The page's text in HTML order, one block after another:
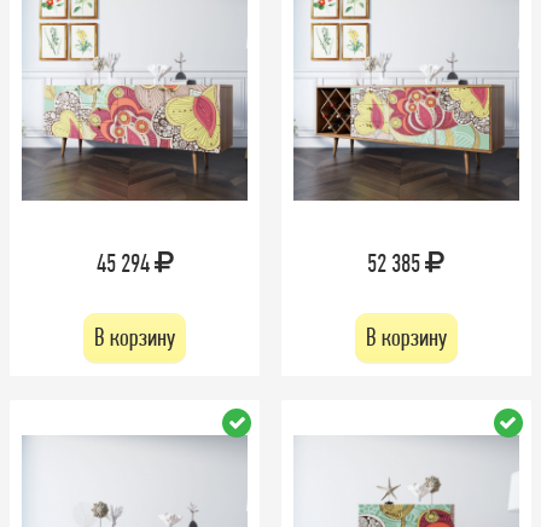
45 294
В корзину
52 385
В корзину